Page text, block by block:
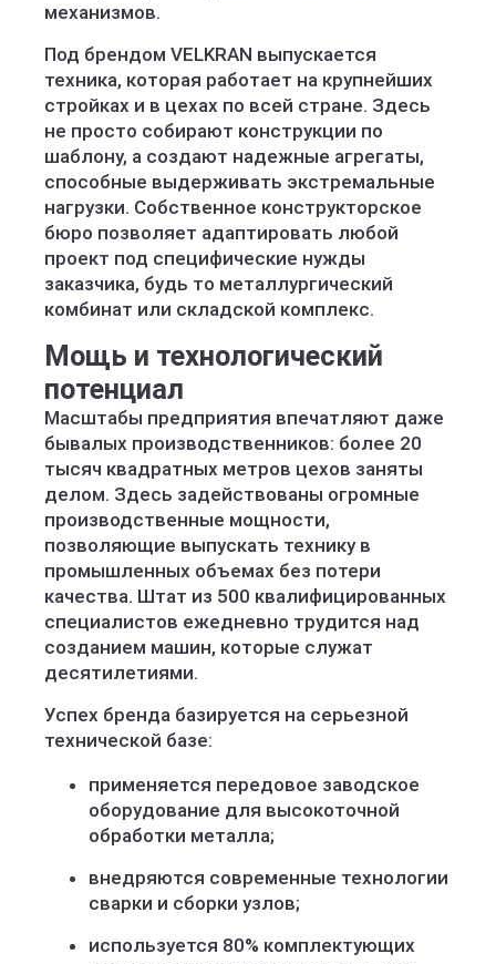
механизмов.
Под брендом VELKRAN выпускается
техника, которая работает на крупнейших
стройках и в цехах по всей стране. Здесь
не просто собирают конструкции по
шаблону, а создают надежные агрегаты,
способные выдерживать экстремальные
нагрузки. Собственное конструкторское
бюро позволяет адаптировать любой
проект под специфические нужды
заказчика, будь то металлургический
комбинат или складской комплекс.
Мощь и технологический
потенциал
Масштабы предприятия впечатляют даже
бывалых производственников: более 20
тысяч квадратных метров цехов заняты
делом. Здесь задействованы огромные
производственные мощности,
позволяющие выпускать технику в
промышленных объемах без потери
качества. Штат из 500 квалифицированных
специалистов ежедневно трудится над
созданием машин, которые служат
десятилетиями.
Успех бренда базируется на серьезной
технической базе:
применяется передовое заводское
оборудование для высокоточной
обработки металла;
внедряются современные технологии
сварки и сборки узлов;
используется 80% комплектующих